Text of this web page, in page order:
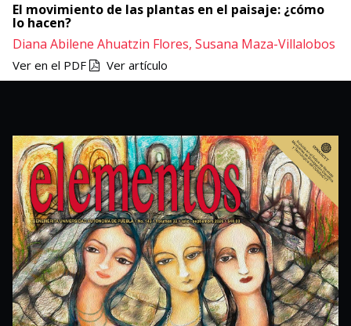
El movimiento de las plantas en el paisaje: ¿cómo
lo hacen?
Diana Abilene Ahuatzin Flores, Susana Maza-Villalobos
Ver en el PDF Ver artículo